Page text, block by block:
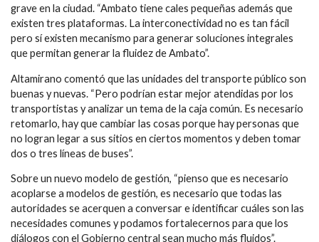
grave en la ciudad. “Ambato tiene cales pequeñas además que
existen tres plataformas. La interconectividad no es tan fácil
pero sí existen mecanismo para generar soluciones integrales
que permitan generar la fluidez de Ambato”.
Altamirano comentó que las unidades del transporte público son
buenas y nuevas. “Pero podrían estar mejor atendidas por los
transportistas y analizar un tema de la caja común. Es necesario
retomarlo, hay que cambiar las cosas porque hay personas que
no logran legar a sus sitios en ciertos momentos y deben tomar
dos o tres líneas de buses”.
Sobre un nuevo modelo de gestión, “pienso que es necesario
acoplarse a modelos de gestión, es necesario que todas las
autoridades se acerquen a conversar e identificar cuáles son las
necesidades comunes y podamos fortalecernos para que los
diálogos con el Gobierno central sean mucho más fluidos”.